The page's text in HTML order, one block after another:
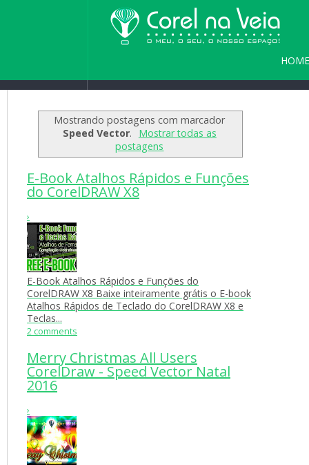
HOME
Seja bem vindo(a)
Mostrando postagens com marcador
Speed Vector.
Mostrar todas as
postagens
E-Book Atalhos Rápidos e Funções
do CorelDRAW X8
›
E-Book Atalhos Rápidos e Funções do
CorelDRAW X8 Baixe inteiramente grátis o E-book
Atalhos Rápidos de Teclado do CorelDRAW X8 e
Teclas...
2 comments
Merry Christmas All Users
CorelDraw - Speed Vector Natal
2016
›